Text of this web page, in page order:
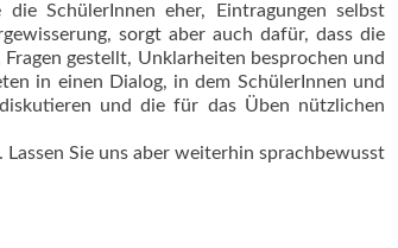
SchülerInnen eher, Eintragungen selbst
sorgt aber auch dafür, dass die
gestellt, Unklarheiten besprochen und
in einen Dialog, in dem SchülerInnen und
und die für das Üben nützlichen
Sie uns aber weiterhin sprachbewusst